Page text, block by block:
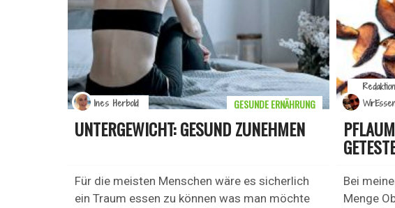
UNTERGEWICHT: GESUND ZUNEHMEN
Für die meisten Menschen wäre es sicherlich
ein Traum essen zu können was man möchte
GESUNDE ERNÄHRUNG
Ines Herbold
Bei
Menge
Redaktion